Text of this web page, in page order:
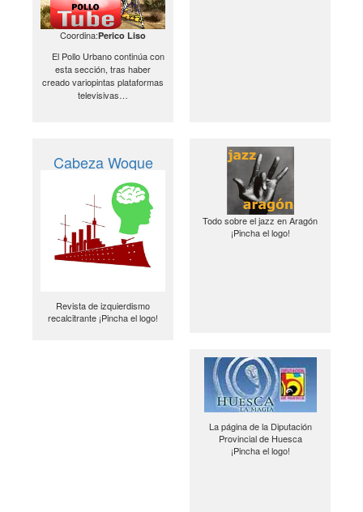
Coordina:Perico Liso
El Pollo Urbano continúa con
esta sección, tras haber
creado variopintas plataformas
televisivas…
Cabeza Woque
Revista de izquierdismo
recalcitrante ¡Pincha el logo!
Todo sobre el jazz en Aragón
¡Pincha el logo!
La página de la Diputación
Provincial de Huesca
¡Pincha el logo!